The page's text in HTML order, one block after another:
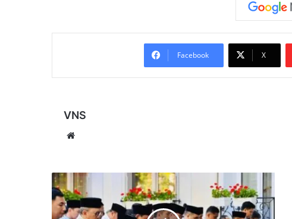
Facebook X
VNS
Prabowo
Salat
Iduladha
di